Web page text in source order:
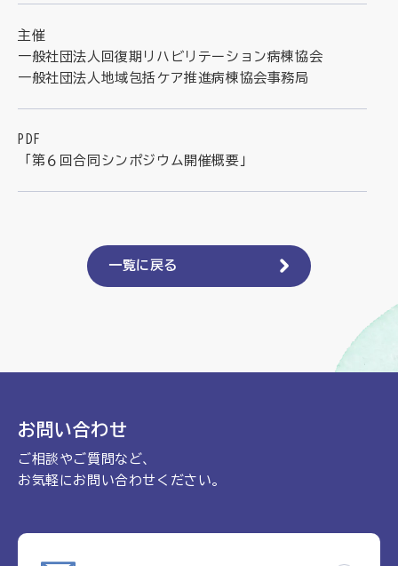
主催
一般社団法人回復期リハビリテーション病棟協会
一般社団法人地域包括ケア推進病棟協会事務局
PDF
「第６回合同シンポジウム開催概要」
一覧に戻る
お問い合わせ
ご相談やご質問など、
お気軽にお問い合わせください。